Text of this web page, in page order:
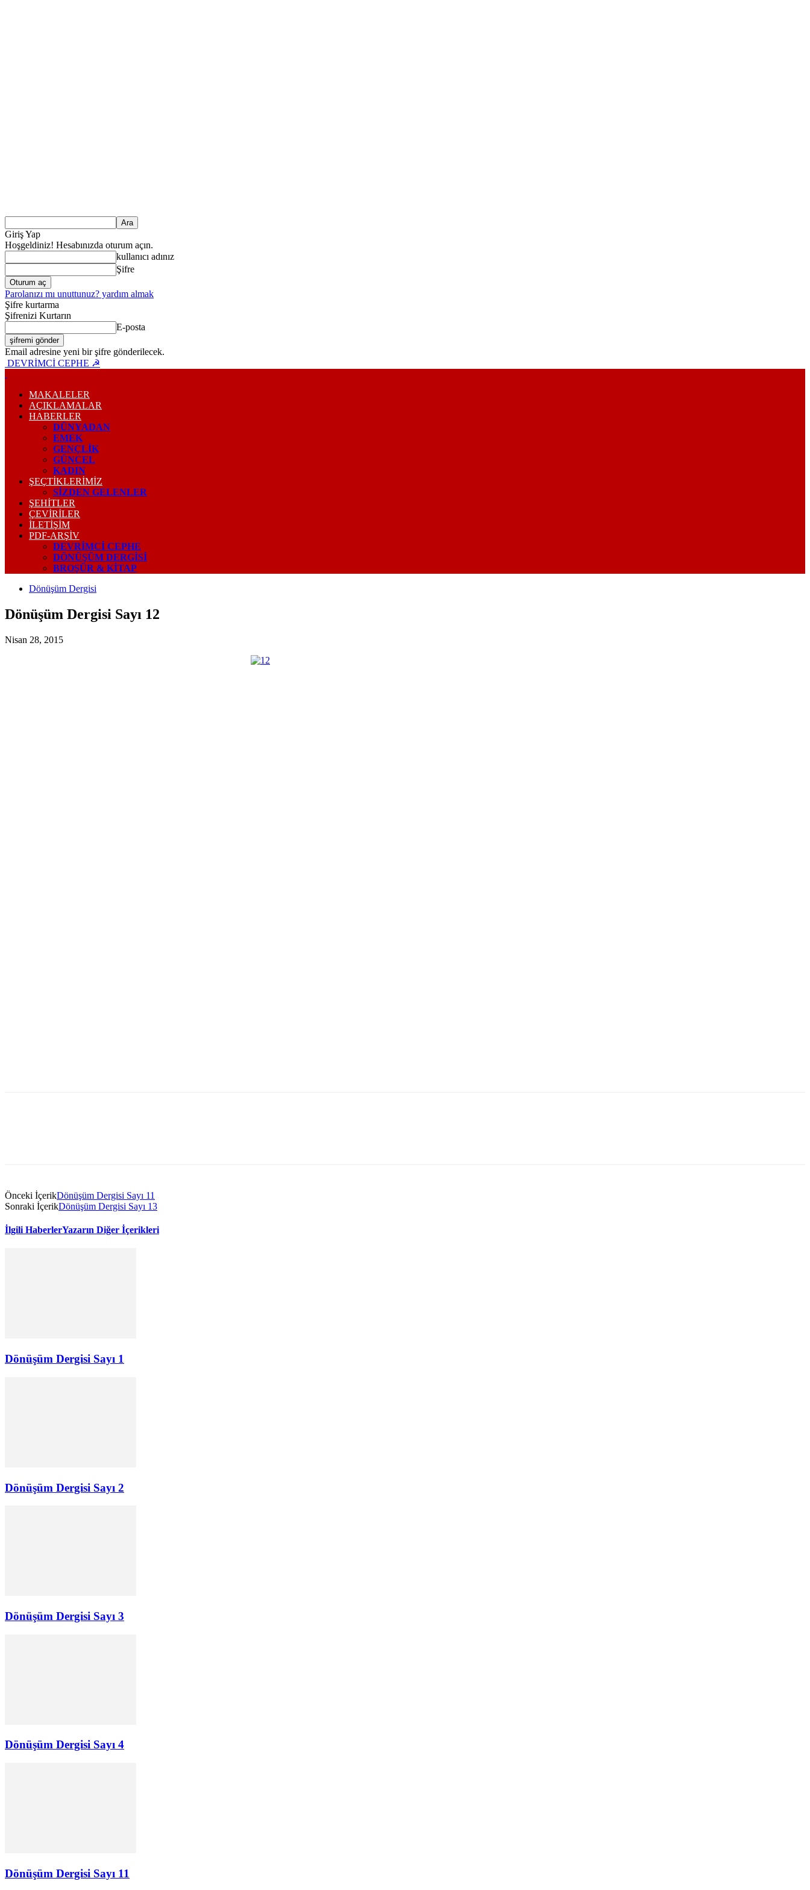
Giriş Yap
Hoşgeldiniz! Hesabınızda oturum açın.
kullanıcı adınız
Şifre
Parolanızı mı unuttunuz? yardım almak
Şifre kurtarma
Şifrenizi Kurtarın
E-posta
Email adresine yeni bir şifre gönderilecek.
DEVRİMCİ CEPHE ☭
MAKALELER
AÇIKLAMALAR
HABERLER
DÜNYADAN
EMEK
GENÇLİK
GÜNCEL
KADIN
ŞEÇTİKLERİMİZ
SİZDEN GELENLER
ŞEHİTLER
ÇEVİRİLER
İLETİŞİM
PDF-ARŞIV
DEVRIMCI CEPHE
DÖNÜŞÜM DERGISI
BROŞÜR & KİTAP
Dönüşüm Dergisi
Dönüşüm Dergisi Sayı 12
Nisan 28, 2015
Önceki İçerikDönüşüm Dergisi Sayı 11
Sonraki İçerikDönüşüm Dergisi Sayı 13
İlgili HaberlerYazarın Diğer İçerikleri
Dönüşüm Dergisi Sayı 1
Dönüşüm Dergisi Sayı 2
Dönüşüm Dergisi Sayı 3
Dönüşüm Dergisi Sayı 4
Dönüşüm Dergisi Sayı 11